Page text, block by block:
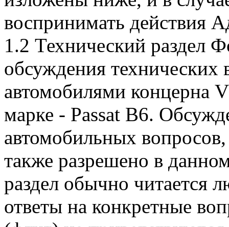
воспринимать действия
1.2 Технический раздел
обсуждения технических
автомобилями концерна
марке - Passat B6.
автомобильных
также разрешено в
раздел обычно читается
ответы на конкретные